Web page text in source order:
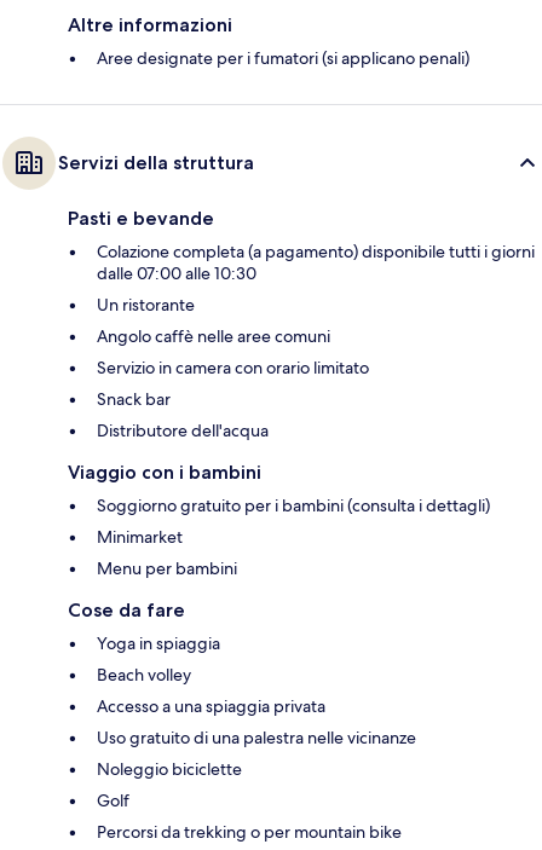
Altre informazioni
Aree designate per i fumatori (si applicano penali)
Servizi della struttura
Pasti e bevande
Colazione completa (a pagamento) disponibile tutti i giorni
dalle 07:00 alle 10:30
Un ristorante
Angolo caffè nelle aree comuni
Servizio in camera con orario limitato
Snack bar
Distributore dell'acqua
Viaggio con i bambini
Soggiorno gratuito per i bambini (consulta i dettagli)
Minimarket
Menu per bambini
Cose da fare
Yoga in spiaggia
Beach volley
Accesso a una spiaggia privata
Uso gratuito di una palestra nelle vicinanze
Noleggio biciclette
Golf
Percorsi da trekking o per mountain bike